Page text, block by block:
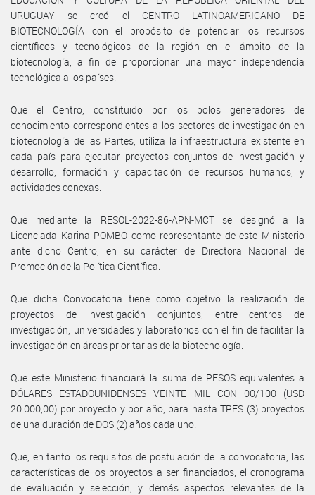
URUGUAY se creó el CENTRO LATINOAMERICANO DE
BIOTECNOLOGÍA con el propósito de potenciar los recursos
científicos y tecnológicos de la región en el ámbito de la
biotecnología, a fin de proporcionar una mayor independencia
tecnológica a los países.
Que el Centro, constituido por los polos generadores de
conocimiento correspondientes a los sectores de investigación en
biotecnología de las Partes, utiliza la infraestructura existente en
cada país para ejecutar proyectos conjuntos de investigación y
desarrollo, formación y capacitación de recursos humanos, y
actividades conexas.
Que mediante la RESOL-2022-86-APN-MCT se designó a la
Licenciada Karina POMBO como representante de este Ministerio
ante dicho Centro, en su carácter de Directora Nacional de
Promoción de la Política Científica.
Que dicha Convocatoria tiene como objetivo la realización de
proyectos de investigación conjuntos, entre centros de
investigación, universidades y laboratorios con el fin de facilitar la
investigación en áreas prioritarias de la biotecnología.
Que este Ministerio financiará la suma de PESOS equivalentes a
DÓLARES ESTADOUNIDENSES VEINTE MIL CON 00/100 (USD
20.000,00) por proyecto y por año, para hasta TRES (3) proyectos
de una duración de DOS (2) años cada uno.
Que, en tanto los requisitos de postulación de la convocatoria, las
características de los proyectos a ser financiados, el cronograma
de evaluación y selección, y demás aspectos relevantes de la